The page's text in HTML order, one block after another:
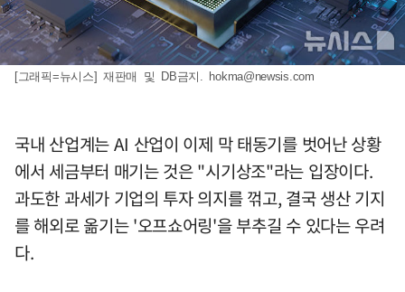
[그래픽=뉴시스] 재판매 및 DB금지. hokma@newsis.com
국내 산업계는 AI 산업이 이제 막 태동기를 벗어난 상황
에서 세금부터 매기는 것은 "시기상조"라는 입장이다.
과도한 과세가 기업의 투자 의지를 꺾고, 결국 생산 기지
를 해외로 옮기는 '오프쇼어링'을 부추길 수 있다는 우려
다.